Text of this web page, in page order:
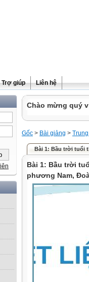
Trợ giúp Liên hệ
Chào mừng quý
Gốc > Bài giảng >
Bài 1: Bầu trời tuổi
Bài 1: Bầu trời
phương Nam,